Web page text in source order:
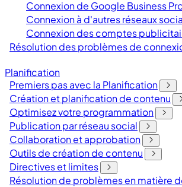
Connexion de Google Business
Connexion à d'autres réseaux
Connexion des comptes
Résolution des problèmes de
Planification
Premiers pas avec la Planification
Création et planification de contenu
Optimisez votre programmation
Publication par réseau social
Collaboration et approbation
Outils de création de contenu
Directives et limites
Résolution de problèmes en matière